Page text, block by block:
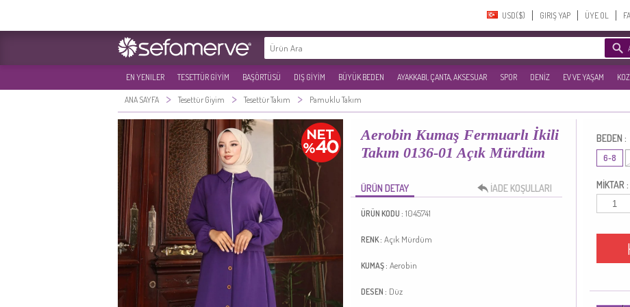
USD($)‎ GIRIŞ YAP ÜYE OL
EN YENILER TESETTÜR GİYİM BAŞÖRTÜSÜ DIŞ GİYİM BÜYÜK BEDEN AYAKKABI, ÇANTA, AKSESUAR SPOR DENİZ EV VE YAŞAM
ANA SAYFA > Tesettür Giyim > Tesettür Takım > Pamuklu Takım
Aerobin Kumaş Fermuarlı İkili
Takım 0136-01 Açık Mürdüm
ÜRÜN DETAY İADE KOŞULLARI
ÜRÜN KODU : 1045741
RENK : Açık Mürdüm
KUMAŞ : Aerobin
DESEN : Düz
BEDEN :
6-8
MİKTAR :